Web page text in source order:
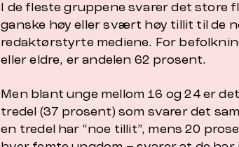
I de fleste gruppene svarer det store
ganske høy eller svært høy tillit til de
redaktørstyrte mediene. For
eller eldre, er andelen 62 prosent.
Men blant unge mellom 16 og 24 er
tredel (37 prosent) som svarer det
en tredel har “noe tillit”, mens 20